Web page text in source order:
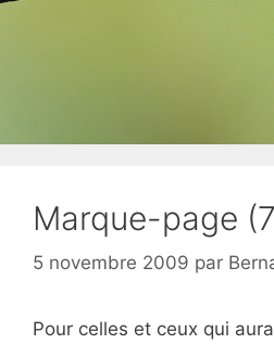
Marque-page
5 novembre 2009 par
Pour celles et ceux qui